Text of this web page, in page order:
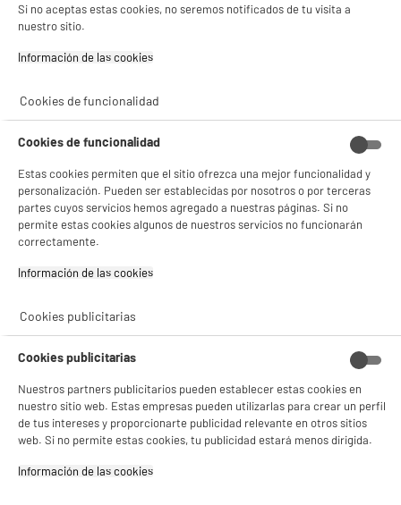
★★★★★
★★★★★
5/5(1 )
compare_product
Robot de piscina NEOLIUM Y10
Tamaño (m²) : 100 m²
89€
★★★★★
★★★★★
4.6/5(30)
compare_product
Dispensador Auto croquetas PAWZZ Gatos y
69
Si no aceptas estas cookies, no seremos notificados de tu visita a
nuestro sitio.
Información de las cookies‎
Cookies de funcionalidad
Cookies de funcionalidad
Estas cookies permiten que el sitio ofrezca una mejor funcionalidad y
personalización. Pueden ser establecidas por nosotros o por terceras
partes cuyos servicios hemos agregado a nuestras páginas. Si no
permite estas cookies algunos de nuestros servicios no funcionarán
correctamente.
Información de las cookies‎
Cookies publicitarias
Cookies publicitarias
Nuestros partners publicitarios pueden establecer estas cookies en
nuestro sitio web. Estas empresas pueden utilizarlas para crear un perfil
de tus intereses y proporcionarte publicidad relevante en otros sitios
web. Si no permite estas cookies, tu publicidad estará menos dirigida.
Información de las cookies‎